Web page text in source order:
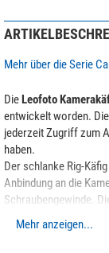
Mehr über die Serie
DieLeofoto
entwickelt worden.
jederzeit Zugriff zum
haben.
Der schlanke Rig-
Anbindung an die
Schraubengewinde.
Zahlreiche
Mehr anzeigen...